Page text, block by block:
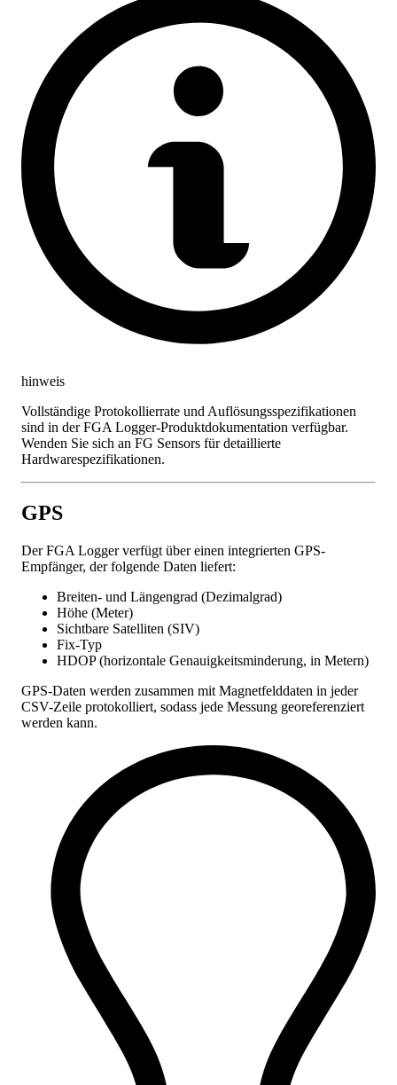
hinweis
Vollständige Protokollierrate und Auflösungsspezifikationen
sind in der FGA Logger-Produktdokumentation verfügbar.
Wenden Sie sich an FG Sensors für detaillierte
Hardwarespezifikationen.
GPS
Der FGA Logger verfügt über einen integrierten GPS-
Empfänger, der folgende Daten liefert:
Breiten- und Längengrad (Dezimalgrad)
Höhe (Meter)
Sichtbare Satelliten (SIV)
Fix-Typ
HDOP (horizontale Genauigkeitsminderung, in Metern)
GPS-Daten werden zusammen mit Magnetfelddaten in jeder
CSV-Zeile protokolliert, sodass jede Messung georeferenziert
werden kann.